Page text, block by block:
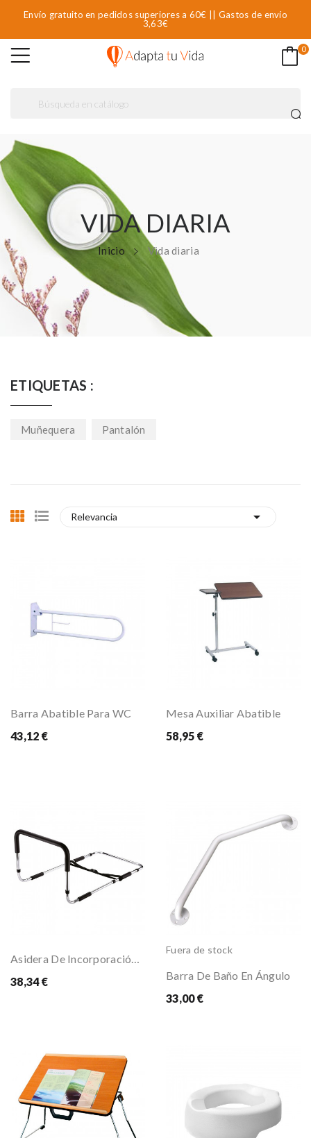
Envío gratuito en pedidos superiores a 60€ || Gastos de envío
3,63€
0
VIDA DIARIA
Inicio Vida diaria
ETIQUETAS :
Muñequera Pantalón
Relevancia 
Barra Abatible Para WC
43,12 €
Mesa Auxiliar Abatible
58,95 €
38,34 €
Fuera de stock
Barra De Baño En Ángulo
33,00 €